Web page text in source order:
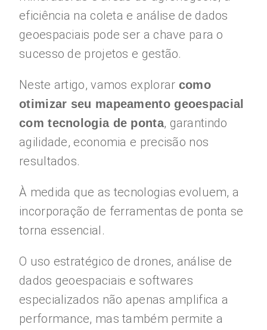
eficiência na coleta e análise de dados
geoespaciais pode ser a chave para o
sucesso de projetos e gestão.
Neste artigo, vamos explorar como
otimizar seu mapeamento geoespacial
com tecnologia de ponta, garantindo
agilidade, economia e precisão nos
resultados.
À medida que as tecnologias evoluem, a
incorporação de ferramentas de ponta se
torna essencial.
O uso estratégico de drones, análise de
dados geoespaciais e softwares
especializados não apenas amplifica a
performance, mas também permite a